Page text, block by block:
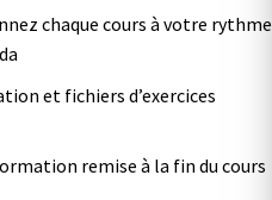
chaque cours à votre rythme
et fichiers d’exercices
remise à la fin du cours